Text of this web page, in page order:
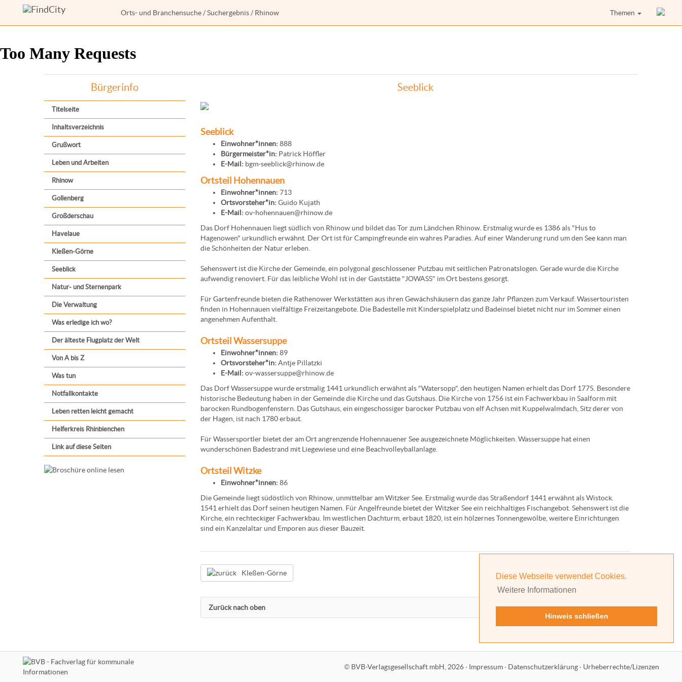
Diese Webseite verwendet Cookies.
Weitere Informationen
Hinweis schließen
Orts- und Branchensuche /Suchergebnis / Rhinow Themen
Bürgerinfo
Titelseite
Inhaltsverzeichnis
Grußwort
Leben und Arbeiten
Rhinow
Gollenberg
Großderschau
Havelaue
Kleßen-Görne
Seeblick
Natur- und Sternenpark
Die Verwaltung
Was erledige ich wo?
Der älteste Flugplatz der Welt
Von A bis Z
Was tun
Notfallkontakte
Leben retten leicht gemacht
Helferkreis Rhinbienchen
Link auf diese Seiten
Seeblick
Seeblick
Einwohner*innen: 888
Bürgermeister*in: Patrick Höffler
E-Mail: bgm-seeblick@rhinow.de
Ortsteil Hohennauen
Einwohner*innen: 713
Ortsvorsteher*in: Guido Kujath
E-Mail: ov-hohennauen@rhinow.de
Das Dorf Hohennauen liegt südlich von Rhinow und bildet das Tor zum Ländchen Rhinow. Erstmalig wurde es 1386 als "Hus to
Hagenowen" urkundlich erwähnt. Der Ort ist für Campingfreunde ein wahres Paradies. Auf einer Wanderung rund um den See kann man
die Schönheiten der Natur erleben.
Sehenswert ist die Kirche der Gemeinde, ein polygonal geschlossener Putzbau mit seitlichen Patronatslogen. Gerade wurde die Kirche
aufwendig renoviert. Für das leibliche Wohl ist in der Gaststätte "JOWASS" im Ort bestens gesorgt.
Für Gartenfreunde bieten die Rathenower Werkstätten aus ihren Gewächshäusern das ganze Jahr Pflanzen zum Verkauf. Wassertouristen
finden in Hohennauen vielfältige Freizeitangebote. Die Badestelle mit Kinderspielplatz und Badeinsel bietet nicht nur im Sommer einen
angenehmen Aufenthalt.
Ortsteil Wassersuppe
Einwohner*innen: 89
Ortsvorsteher*in: Antje Pillatzki
E-Mail: ov-wassersuppe@rhinow.de
Das Dorf Wassersuppe wurde erstmalig 1441 urkundlich erwähnt als "Watersopp", den heutigen Namen erhielt das Dorf 1775. Besondere
historische Bedeutung haben in der Gemeinde die Kirche und das Gutshaus. Die Kirche von 1756 ist ein Fachwerkbau in Saalform mit
barocken Rundbogenfenstern. Das Gutshaus, ein eingeschossiger barocker Putzbau von elf Achsen mit Kuppelwalmdach, Sitz derer von
der Hagen, ist nach 1780 erbaut.
Für Wassersportler bietet der am Ort angrenzende Hohennauener See ausgezeichnete Möglichkeiten. Wassersuppe hat einen
wunderschönen Badestrand mit Liegewiese und eine Beachvolleyballanlage.
Ortsteil Witzke
Einwohner*innen: 86
Die Gemeinde liegt südöstlich von Rhinow, unmittelbar am Witzker See. Erstmalig wurde das Straßendorf 1441 erwähnt als Wistock.
1541 erhielt das Dorf seinen heutigen Namen. Für Angelfreunde bietet der Witzker See ein reichhaltiges Fischangebot. Sehenswert ist die
Kirche, ein rechteckiger Fachwerkbau. Im westlichen Dachturm, erbaut 1820, ist ein hölzernes Tonnengewölbe, weitere Einrichtungen
sind ein Kanzelaltar und Emporen aus dieser Bauzeit.
Kleßen-Görne Natur- und Sternenpark
Zurück nach oben
© BVB-Verlagsgesellschaft mbH, 2026 · Impressum · Datenschutzerklärung · Urheberrechte/Lizenzen